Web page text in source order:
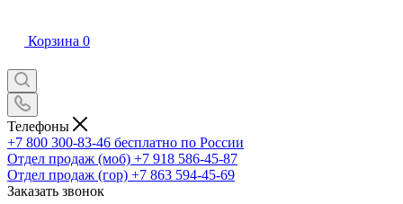
Корзина 0
Телефоны
+7 800 300-83-46 бесплатно по России
Отдел продаж (моб) +7 918 586-45-87
Отдел продаж (гор) +7 863 594-45-69
Заказать звонок